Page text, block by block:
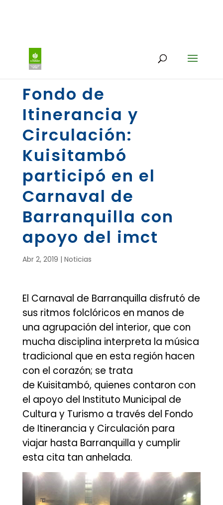
Fondo de
Itinerancia y
Circulación:
Kuisitambó
participó en el
Carnaval de
Barranquilla con
apoyo del imct
Abr 2, 2019 | Noticias
El Carnaval de Barranquilla disfrutó de
sus ritmos folclóricos en manos de
una agrupación del interior, que con
mucha disciplina interpreta la música
tradicional que en esta región hacen
con el corazón; se trata
de Kuisitambó, quienes contaron con
el apoyo del Instituto Municipal de
Cultura y Turismo a través del Fondo
de Itinerancia y Circulación para
viajar hasta Barranquilla y cumplir
esta cita tan anhelada.